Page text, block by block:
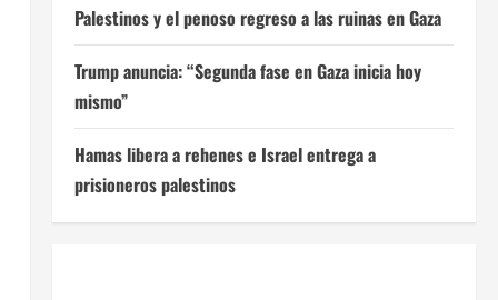
Palestinos y el penoso regreso a las ruinas en Gaza
Trump anuncia: “Segunda fase en Gaza inicia hoy
mismo”
Hamas libera a rehenes e Israel entrega a
prisioneros palestinos